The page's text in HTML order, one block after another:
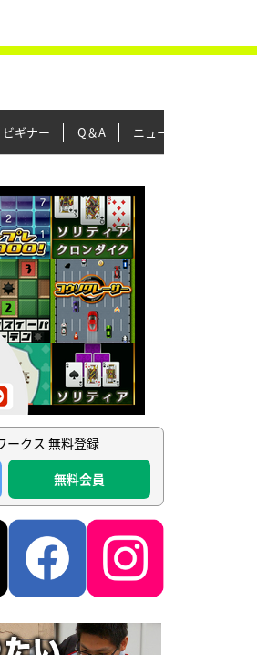
ビギナー Q＆A ニュース＆トピックス
ークス 無料登録
無料会員